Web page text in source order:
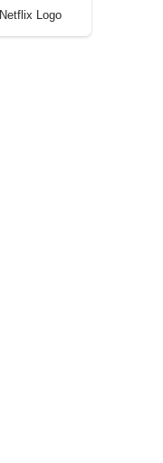
Netflix Logo